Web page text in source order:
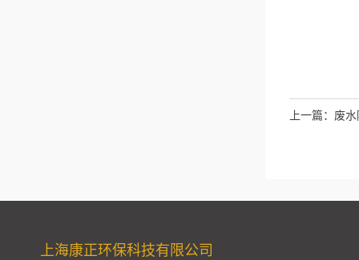
上一篇： 废
上海康正环保科技有限公司